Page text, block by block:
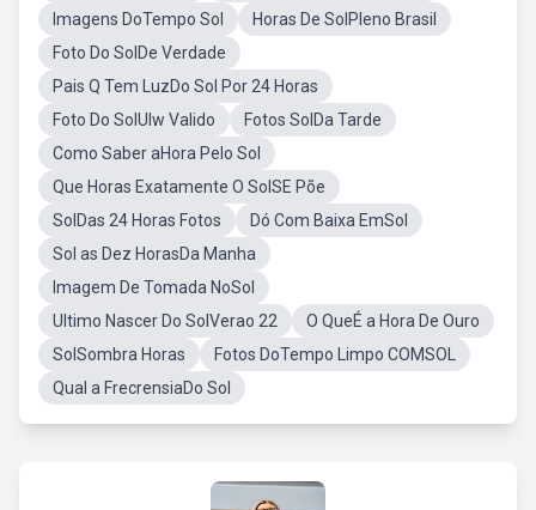
Imagens DoTempo Sol
Horas De SolPleno Brasil
Foto Do SolDe Verdade
Pais Q Tem LuzDo Sol Por 24 Horas
Foto Do SolUlw Valido
Fotos SolDa Tarde
Como Saber aHora Pelo Sol
Que Horas Exatamente O SolSE Põe
SolDas 24 Horas Fotos
Dó Com Baixa EmSol
Sol as Dez HorasDa Manha
Imagem De Tomada NoSol
Ultimo Nascer Do SolVerao 22
O QueÉ a Hora De Ouro
SolSombra Horas
Fotos DoTempo Limpo COMSOL
Qual a FrecrensiaDo Sol